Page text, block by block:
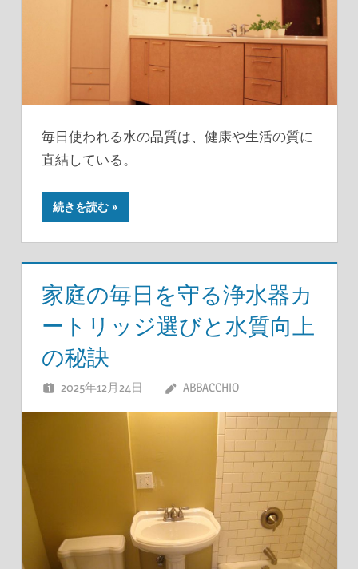
毎日使われる水の品質は、健康や生活の質に
直結している。
続きを読む
家庭の毎日を守る浄水器カ
ートリッジ選びと水質向上
の秘訣
2025年12月24日 ABBACCHIO